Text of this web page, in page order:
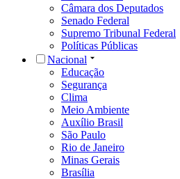
Câmara dos Deputados
Senado Federal
Supremo Tribunal Federal
Políticas Públicas
Nacional
Educação
Segurança
Clima
Meio Ambiente
Auxílio Brasil
São Paulo
Rio de Janeiro
Minas Gerais
Brasília